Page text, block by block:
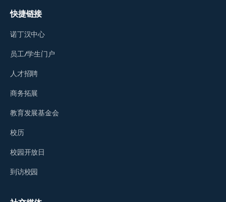
快捷链接
诺丁汉中心
员工/学生门户
人才招聘
商务拓展
教育发展基金会
校历
校园开放日
到访校园